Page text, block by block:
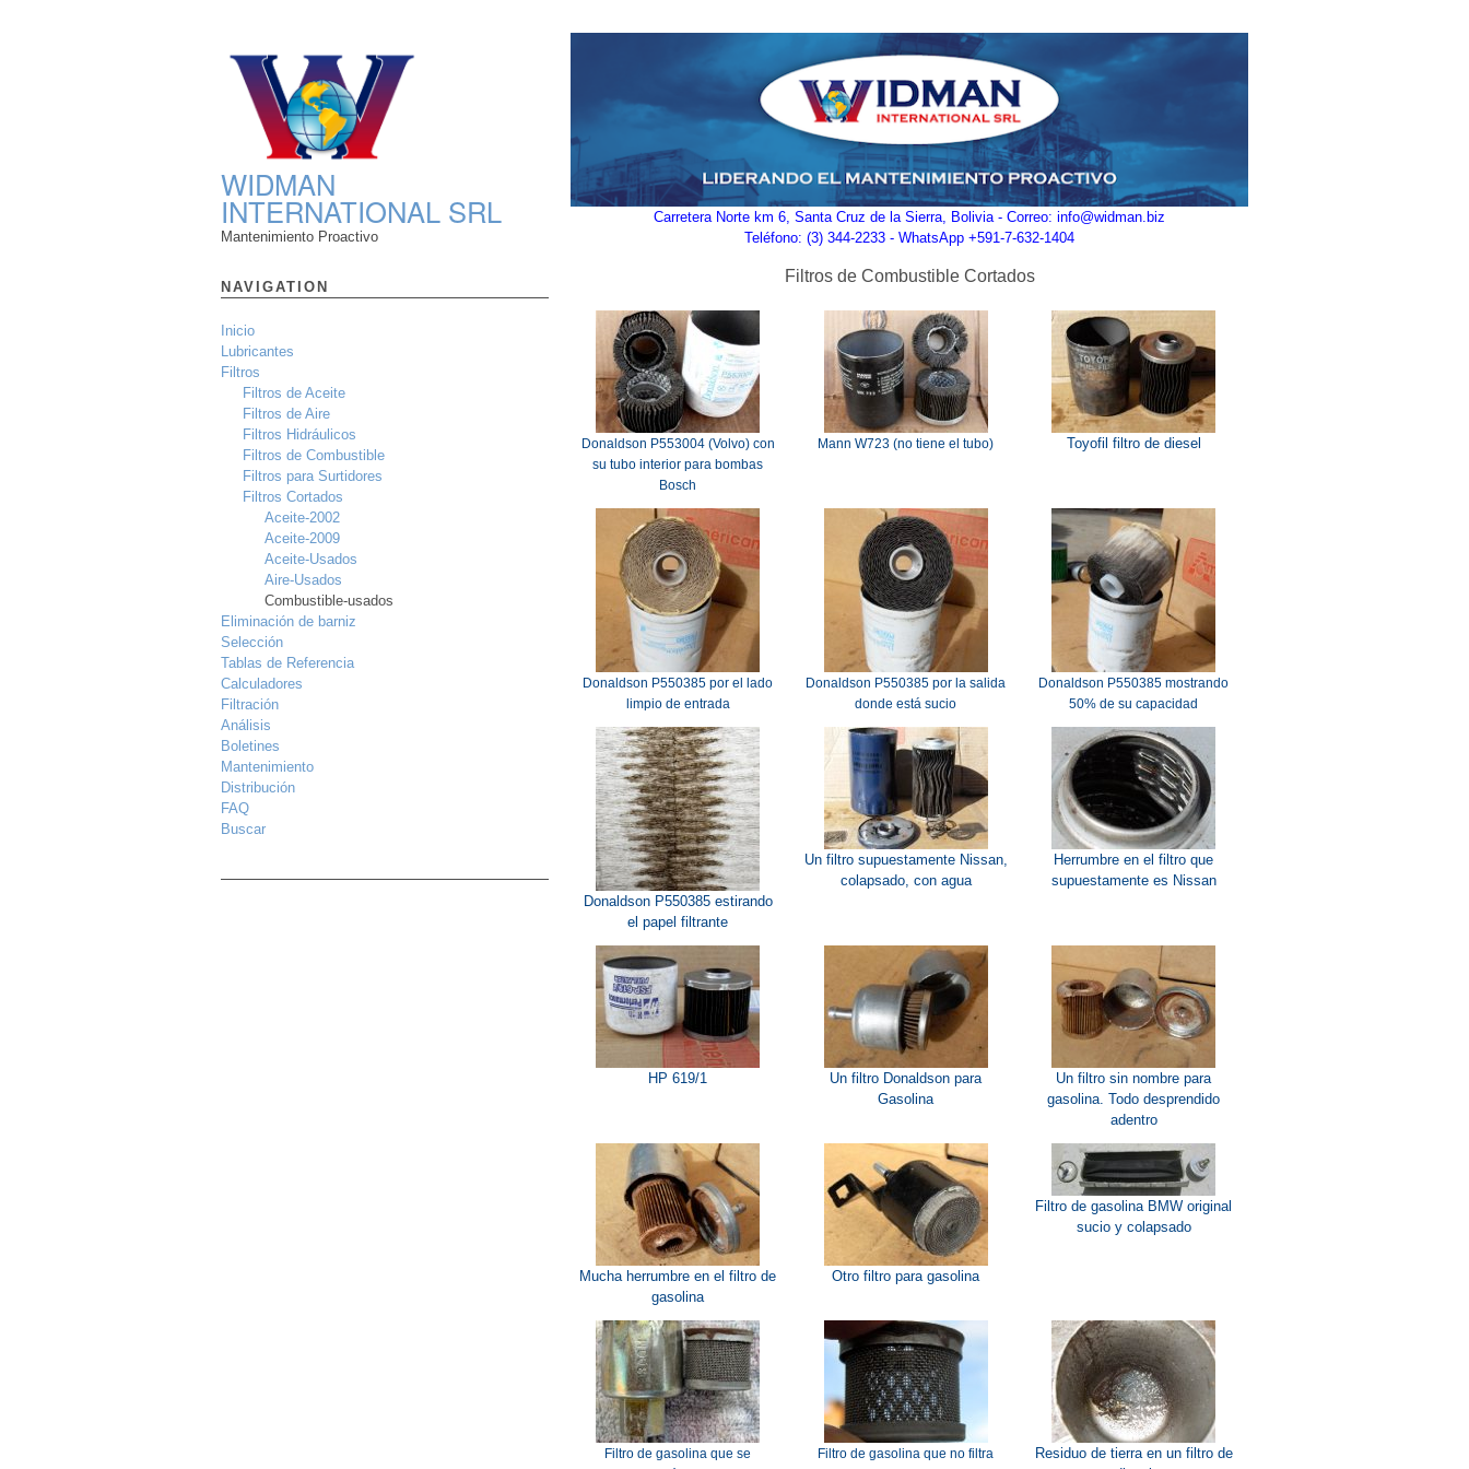
WIDMAN
INTERNATIONAL SRL
Mantenimiento Proactivo
NAVIGATION
Inicio
Lubricantes
Filtros
Filtros de Aceite
Filtros de Aire
Filtros Hidráulicos
Filtros de Combustible
Filtros para Surtidores
Filtros Cortados
Aceite-2002
Aceite-2009
Aceite-Usados
Aire-Usados
Combustible-usados
Eliminación de barniz
Selección
Tablas de Referencia
Calculadores
Filtración
Análisis
Boletines
Mantenimiento
Distribución
FAQ
Buscar
Carretera Norte km 6, Santa Cruz de la Sierra, Bolivia - Correo: info@widman.biz
Teléfono: (3) 344-2233 - WhatsApp +591-7-632-1404
Filtros de Combustible Cortados
Donaldson P553004 (Volvo) con
su tubo interior para bombas
Bosch
Mann W723 (no tiene el tubo) Toyofil filtro de diesel
Donaldson P550385 por el lado
limpio de entrada
Donaldson P550385 por la salida
donde está sucio
Donaldson P550385 mostrando
50% de su capacidad
Donaldson P550385 estirando
el papel filtrante
Un filtro supuestamente Nissan,
colapsado, con agua
Herrumbre en el filtro que
supuestamente es Nissan
HP 619/1
Un filtro Donaldson para
Gasolina
Un filtro sin nombre para
gasolina. Todo desprendido
adentro
Mucha herrumbre en el filtro de
gasolina
Otro filtro para gasolina
Filtro de gasolina BMW original
sucio y colapsado
Filtro de gasolina que se
Filtro de gasolina que no filtra
Residuo de tierra en un filtro de